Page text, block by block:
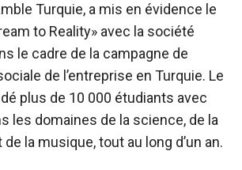
Turquie, a mis en évidence le
to Reality» avec la société
le cadre de la campagne de
de l’entreprise en Turquie. Le
plus de 10 000 étudiants avec
les domaines de la science, de la
la musique, tout au long d’un an.